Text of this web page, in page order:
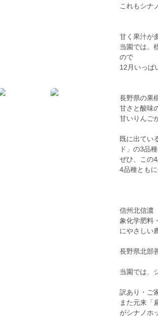
これもシナ
甘く果汁が
当園では。
ので
12月いっぱ
長野県の果
甘さと酸味
甘いりんご
既に出てい
ド」の3品
ぜひ、この
4品種とも
信州北信濃
象化学肥料
にやさしい
長野県北部
当園では、
訳あり・ご
また元来「
がシナノホ